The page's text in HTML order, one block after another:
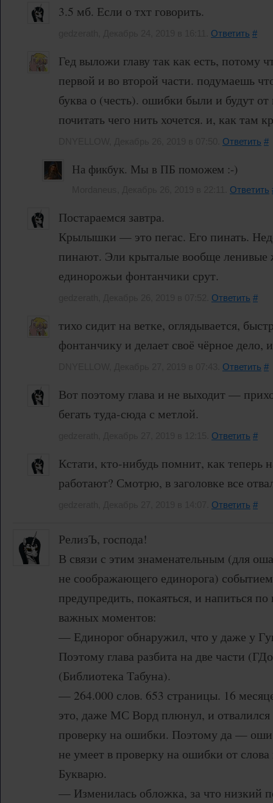
3.5 мб. Если о тхт говорить.
Ответить #
Гед выложи главу так как есть, потому
первой и во второй части. подумаешь
буква о (честь). ошибки были и будут от
почитать чего нить хочется. и, как там
Ответить #
На фикбук. Мы в ПБ поможем :-)
Ответить
Постараемся завтра.
Крылышки — это пегас. Его пинать.
пинают. Эли крыталые вообще
единорожьи фонтанчики срут.
Ответить #
тихо сидит на ветке, оглядывается,
фонтанчику и делает своё чёрное дело,
Ответить #
Вот поэтому глава и не выходит —
бегать туда-сюда с метлой.
Ответить #
Кстати, кто-нибудь помнит, как теперь
работают? Смотрю, в заголовке все
Ответить #
РелизЪ, господа!
В связи с этим знаменательным (для
не соображающего единорога)
предупредить, покаяться, и напиться
важных моментов:
— Единорог обнаружил, что у даже у
Поэтому глава разбита на две части
(Библиотека Табуна).
— 264.000 слов. 653 страницы. 16
это, даже МС Ворд плюнул, и отвалился
проверку на ошибки. Поэтому да —
не умеет в проверку на ошибки от
Букварю.
— Изменилась обложка, за что низкий